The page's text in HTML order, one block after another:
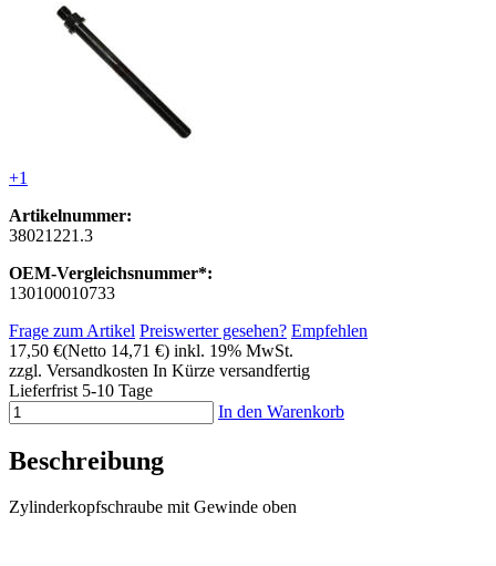
+1
Artikelnummer:
38021221.3
OEM-Vergleichsnummer*:
130100010733
Frage zum Artikel Preiswerter gesehen? Empfehlen
17,50 €(Netto 14,71 €) inkl. 19% MwSt.
zzgl. Versandkosten In Kürze versandfertig
Lieferfrist 5-10 Tage
In den Warenkorb
Beschreibung
Zylinderkopfschraube mit Gewinde oben